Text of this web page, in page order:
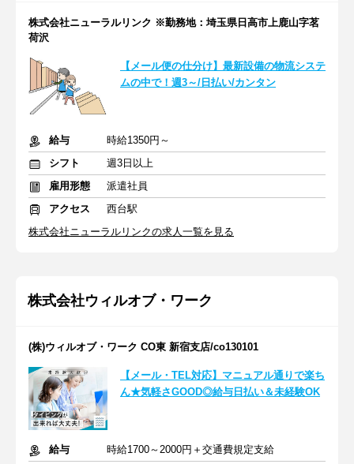
株式会社ニューラルリンク ※勤務地：埼玉県日高市上鹿山字茗
荷沢
【メール便の仕分け】最新設備の物流システ
ムの中で！週3～/日払い/カンタン
給与
時給1350円～
シフト
週3日以上
雇用形態
派遣社員
アクセス
西台駅
株式会社ニューラルリンクの求人一覧を見る
株式会社ウィルオブ・ワーク
(株)ウィルオブ・ワーク CO東 新宿支店/co130101
【メール・TEL対応】マニュアル通りで楽ち
ん★気軽さGOOD◎給与日払い＆未経験OK
給与
時給1700～2000円＋交通費規定支給